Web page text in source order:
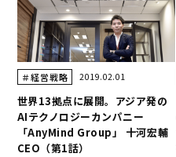
＃経営戦略 2019.02.01
世界13拠点に展開。アジア発の
AIテクノロジーカンパニー
「AnyMind Group」 十河宏輔
CEO（第1話）